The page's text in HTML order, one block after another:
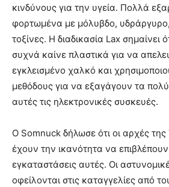
κινδύνους για την υγεία. Πολλά
φορτωμένα με μόλυβδο,
τοξίνες. Η διαδικασία Lax σημαίνει
συχνά καίνε πλαστικά για να
εγκλεισμένο χαλκό και
μεθόδους για να εξαγάγουν τα
αυτές τις ηλεκτρονικές συσκευές.
Ο Somnuck δήλωσε ότι οι αρχές
έχουν την ικανότητα να
εγκαταστάσεις αυτές. Οι
οφείλονται στις καταγγελίες από